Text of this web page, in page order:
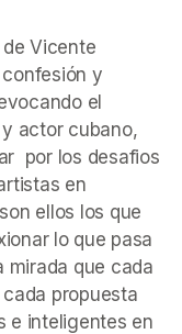
Vicente
y
el
actor cubano,
por los desafios
en
ellos los que
lo que pasa
mirada que cada
propuesta
e inteligentes en